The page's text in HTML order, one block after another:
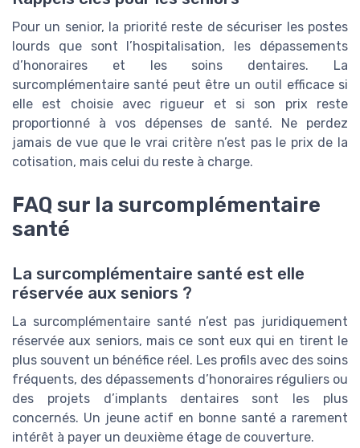
Pour un senior, la priorité reste de sécuriser les postes
lourds que sont l’hospitalisation, les dépassements
d’honoraires et les soins dentaires. La
surcomplémentaire santé peut être un outil efficace si
elle est choisie avec rigueur et si son prix reste
proportionné à vos dépenses de santé. Ne perdez
jamais de vue que le vrai critère n’est pas le prix de la
cotisation, mais celui du reste à charge.
FAQ sur la surcomplémentaire
santé
La surcomplémentaire santé est elle
réservée aux seniors ?
La surcomplémentaire santé n’est pas juridiquement
réservée aux seniors, mais ce sont eux qui en tirent le
plus souvent un bénéfice réel. Les profils avec des soins
fréquents, des dépassements d’honoraires réguliers ou
des projets d’implants dentaires sont les plus
concernés. Un jeune actif en bonne santé a rarement
intérêt à payer un deuxième étage de couverture.